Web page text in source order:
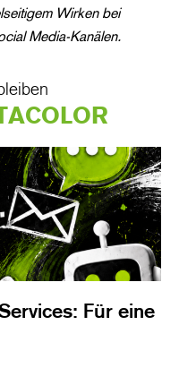
Wirken bei
Media-Kanälen.
Für eine